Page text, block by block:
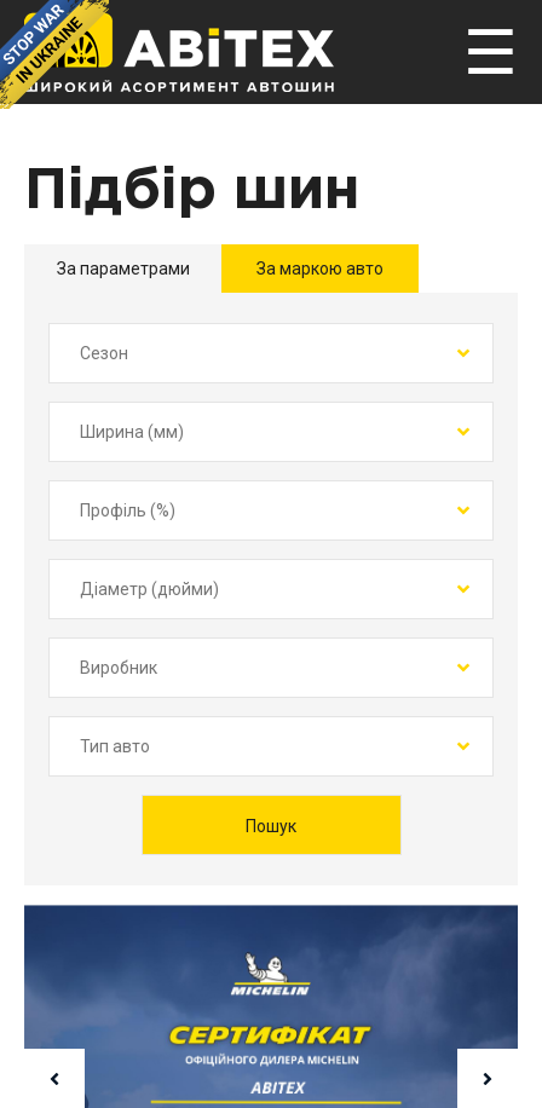
☰
Підбір шин
За параметрами За маркою авто